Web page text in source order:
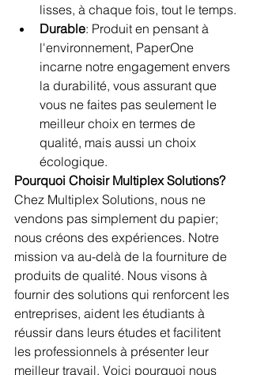
lisses, à chaque fois, tout le temps.
Durable: Produit en pensant à
l'environnement, PaperOne
incarne notre engagement envers
la durabilité, vous assurant que
vous ne faites pas seulement le
meilleur choix en termes de
qualité, mais aussi un choix
écologique.
Pourquoi Choisir Multiplex Solutions?
Chez Multiplex Solutions, nous ne
vendons pas simplement du papier;
nous créons des expériences. Notre
mission va au-delà de la fourniture de
produits de qualité. Nous visons à
fournir des solutions qui renforcent les
entreprises, aident les étudiants à
réussir dans leurs études et facilitent
les professionnels à présenter leur
meilleur travail. Voici pourquoi nous